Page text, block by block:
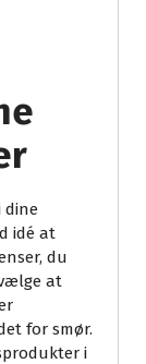
dine
idé at
du
at
for smør.
i